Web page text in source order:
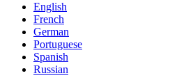
English
French
German
Portuguese
Spanish
Russian